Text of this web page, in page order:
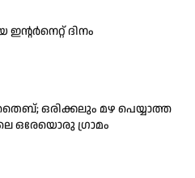
ഇന്റർനെറ്റ് ദിനം
ഒരിക്കലും മഴ പെയ്യാത്ത
ഒരേയൊരു ഗ്രാമം